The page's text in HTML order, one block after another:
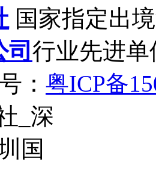
国家指定出
行业先进单
： 粤ICP备